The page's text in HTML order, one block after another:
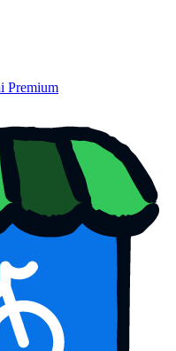
Premium